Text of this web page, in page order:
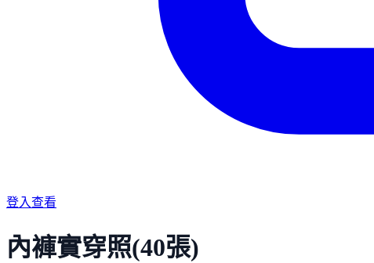
登入查看
內褲實穿照(40張)